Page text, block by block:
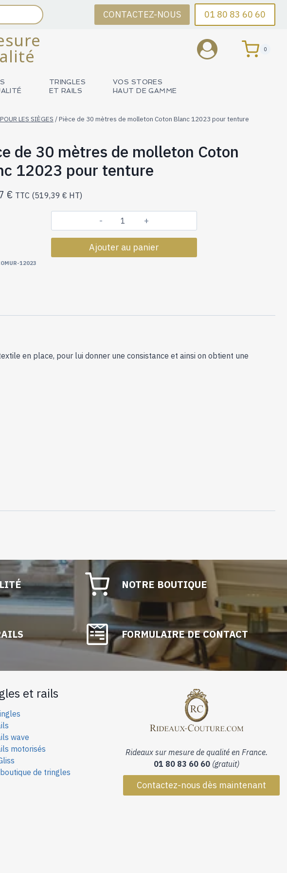
CONTACTEZ-NOUS 01 80 83 60 60
0
TRINGLES
ET RAILS
VOS STORES
HAUT DE GAMME
LES SIÈGES /Pièce de 30 mètres de molleton Coton Blanc 12023 pour tenture
de 30 mètres de molleton Coton
12023 pour tenture
€ TTC (519,39 € HT)
quantité
de
Pièce
pour
Ajouter au panier
12023
en place, pour lui donner une consistance et ainsi on obtient une
NOTRE BOUTIQUE
FORMULAIRE DE CONTACT
et rails
wave
motorisés
de tringles
Rideaux sur mesure de qualité en France.
01 80 83 60 60 (gratuit)
Contactez-nous dès maintenant